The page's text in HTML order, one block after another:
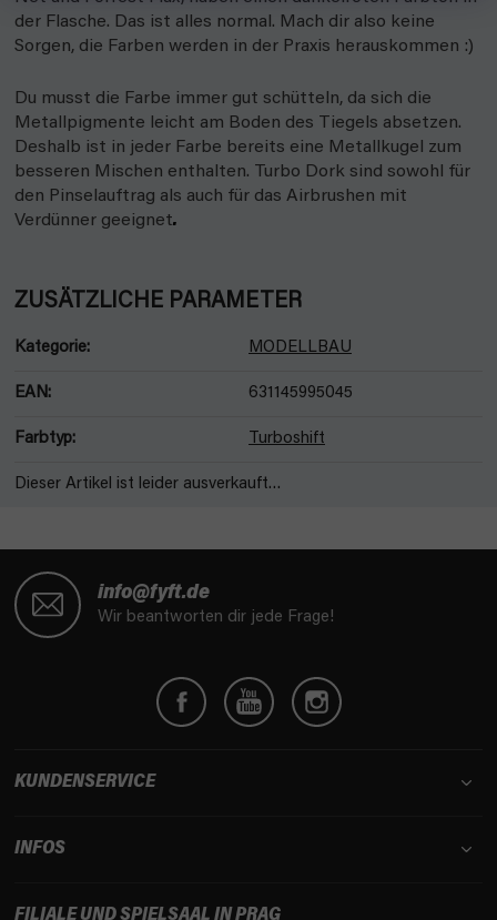
der Flasche. Das ist alles normal. Mach dir also keine
Sorgen, die Farben werden in der Praxis herauskommen :)
Du musst die Farbe immer gut schütteln, da sich die
Metallpigmente leicht am Boden des Tiegels absetzen.
Deshalb ist in jeder Farbe bereits eine Metallkugel zum
besseren Mischen enthalten. Turbo Dork sind sowohl für
den Pinselauftrag als auch für das Airbrushen mit
Verdünner geeignet.
ZUSÄTZLICHE PARAMETER
Kategorie: MODELLBAU
EAN: 631145995045
Farbtyp: Turboshift
Dieser Artikel ist leider ausverkauft…
info@fyft.de
Wir beantworten dir jede Frage!
KUNDENSERVICE
INFOS
FILIALE UND SPIELSAAL IN PRAG